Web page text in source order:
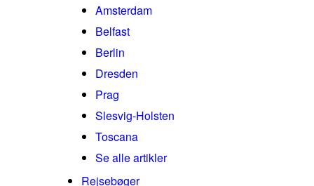
Amsterdam
Belfast
Berlin
Dresden
Prag
Slesvig-Holsten
Toscana
Se alle artikler
Rejsebøger